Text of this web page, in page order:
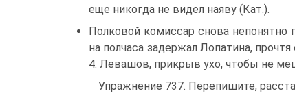
еще никогда не видел наяву (Кат.).
Полковой комиссар снова непонятно
на полчаса задержал Лопатина,
4. Левашов, прикрыв ухо, чтобы не
Упражнение 737. Перепишите,